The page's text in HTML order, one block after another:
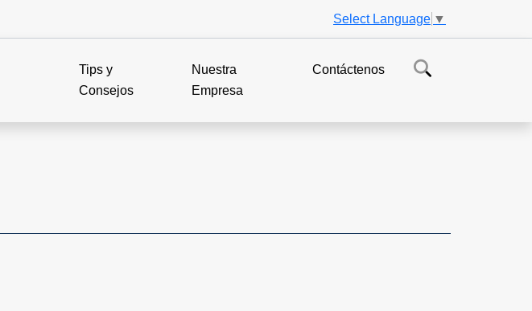
Select Language ▼
Tips y
Consejos
Nuestra
Empresa
Contáctenos